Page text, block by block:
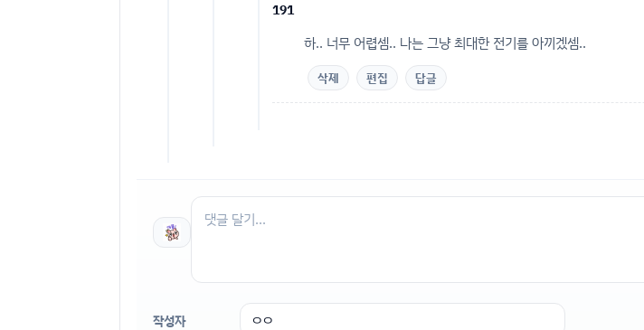
191
하.. 너무 어렵셈.. 나는 그냥 최대한 전기를 아끼겠셈..
삭제 편집 답글
작성자